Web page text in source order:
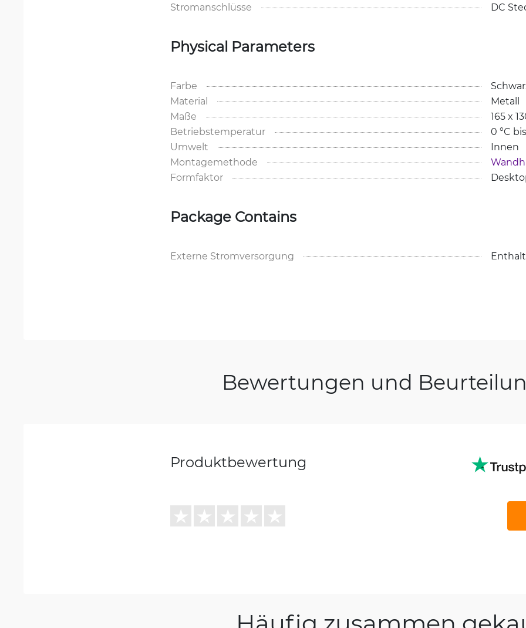
Stromanschlüsse
DC
Physical Parameters
Farbe
Material
Metall
Maße
165 x
Betriebstemperatur
0 °C
Umwelt
Innen
Montagemethode
Formfaktor
Package Contains
Externe Stromversorgung
Bewertungen und
Produktbewertung